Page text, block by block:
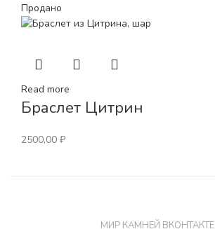
Продано
Read more
Браслет Цитрин
2500,00 ₽
МИР КАМНЕЙ ВКОНТАКТЕ